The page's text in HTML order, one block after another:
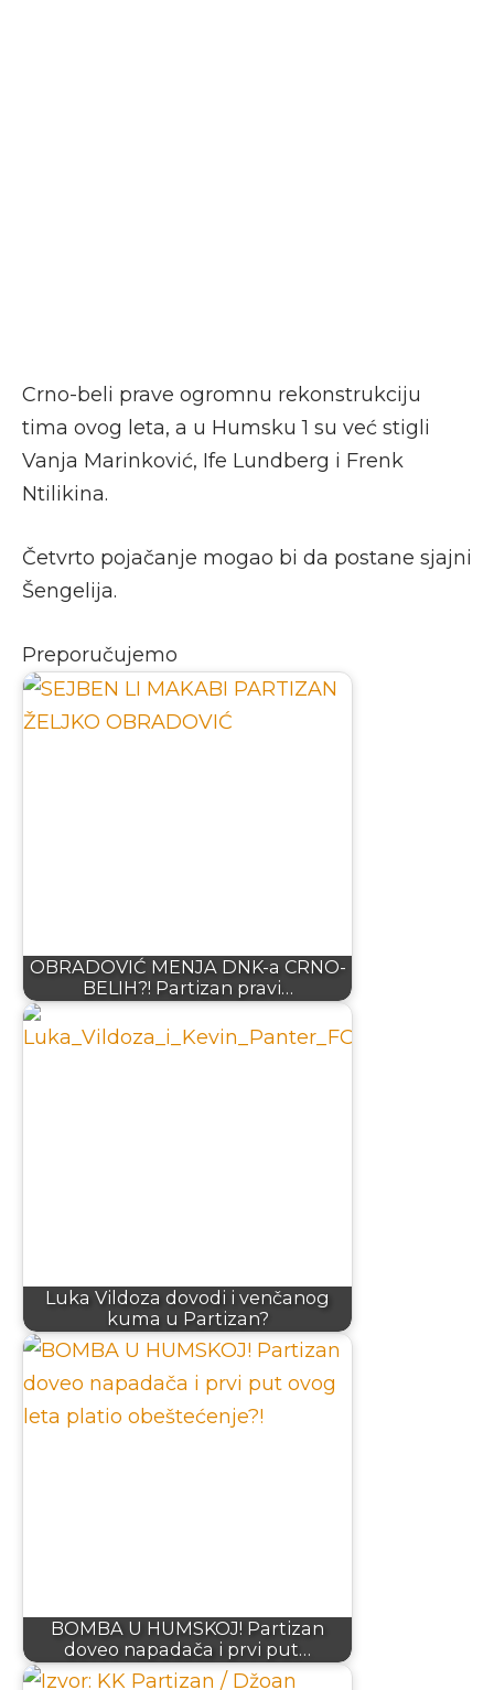
Crno-beli prave ogromnu rekonstrukciju
tima ovog leta, a u Humsku 1 su već stigli
Vanja Marinković, Ife Lundberg i Frenk
Ntilikina.
Četvrto pojačanje mogao bi da postane sjajni
Šengelija.
Preporučujemo
OBRADOVIĆ MENJA DNK-a CRNO-
BELIH?! Partizan pravi…
Luka Vildoza dovodi i venčanog
kuma u Partizan?
BOMBA U HUMSKOJ! Partizan
doveo napadača i prvi put…